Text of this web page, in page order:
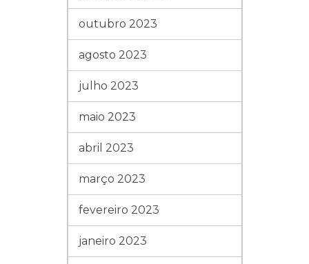
outubro 2023
agosto 2023
julho 2023
maio 2023
abril 2023
março 2023
fevereiro 2023
janeiro 2023